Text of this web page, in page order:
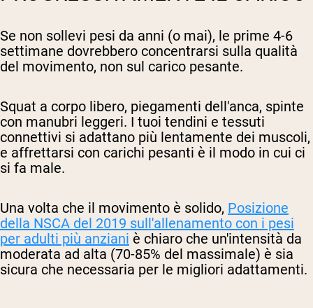
Se non sollevi pesi da anni (o mai), le prime 4-6
settimane dovrebbero concentrarsi sulla qualità
del movimento, non sul carico pesante.
Squat a corpo libero, piegamenti dell'anca, spinte
con manubri leggeri. I tuoi tendini e tessuti
connettivi si adattano più lentamente dei muscoli,
e affrettarsi con carichi pesanti è il modo in cui ci
si fa male.
Una volta che il movimento è solido, Posizione
della NSCA del 2019 sull'allenamento con i pesi
per adulti più anziani è chiaro che un'intensità da
moderata ad alta (70-85% del massimale) è sia
sicura che necessaria per le migliori adattamenti.